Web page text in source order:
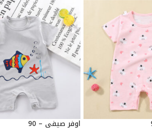
اوفر صيفي – 90